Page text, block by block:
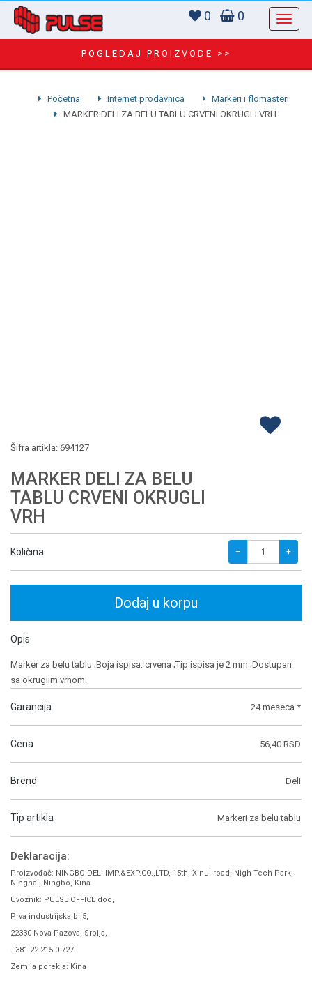
0 0
POGLEDAJ PROIZVODE >>
Početna Internet prodavnica
Markeri i flomasteri
MARKER DELI ZA BELU TABLU CRVENI OKRUGLI VRH
Šifra artikla: 694127
MARKER DELI ZA BELU
TABLU CRVENI OKRUGLI
VRH
Količina − +
Dodaj u korpu
Opis
Marker za belu tablu ;Boja ispisa: crvena ;Tip ispisa je 2 mm ;Dostupan
sa okruglim vrhom.
Garancija 24 meseca *
Cena 56,40 RSD
Brend Deli
Tip artikla Markeri za belu tablu
Deklaracija:
Proizvođač: NINGBO DELI IMP.&EXP.CO.,LTD, 15th, Xinui road, Nigh-Tech Park,
Ninghai, Ningbo, Kina
Uvoznik: PULSE OFFICE doo,
Prva industrijska br.5,
22330 Nova Pazova, Srbija,
+381 22 215 0 727
Zemlja porekla: Kina